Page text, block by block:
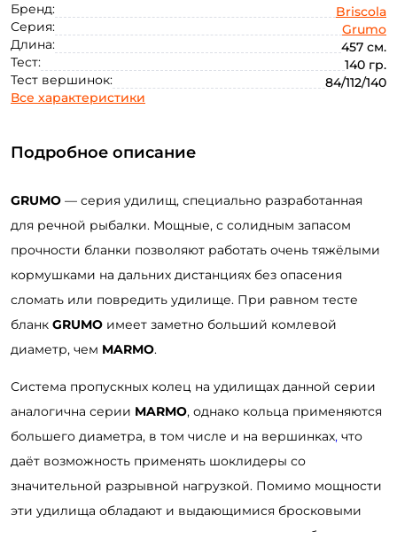
Бренд:
Briscola
Серия:
Grumo
Длина:
457 см.
Тест:
140 гр.
Тест вершинок:
84/112/140
Все характеристики
Подробное описание
GRUMO — серия удилищ, специально разработанная
для речной рыбалки. Мощные, с солидным запасом
прочности бланки позволяют работать очень тяжёлыми
кормушками на дальних дистанциях без опасения
сломать или повредить удилище. При равном тесте
бланк GRUMO имеет заметно больший комлевой
диаметр, чем MARMO.
Система пропускных колец на удилищах данной серии
аналогична серии MARMO, однако кольца применяются
большего диаметра, в том числе и на вершинках, что
даёт возможность применять шоклидеры со
значительной разрывной нагрузкой. Помимо мощности
эти удилища обладают и выдающимися бросковыми
качествами, что делает их незаменимыми на больших